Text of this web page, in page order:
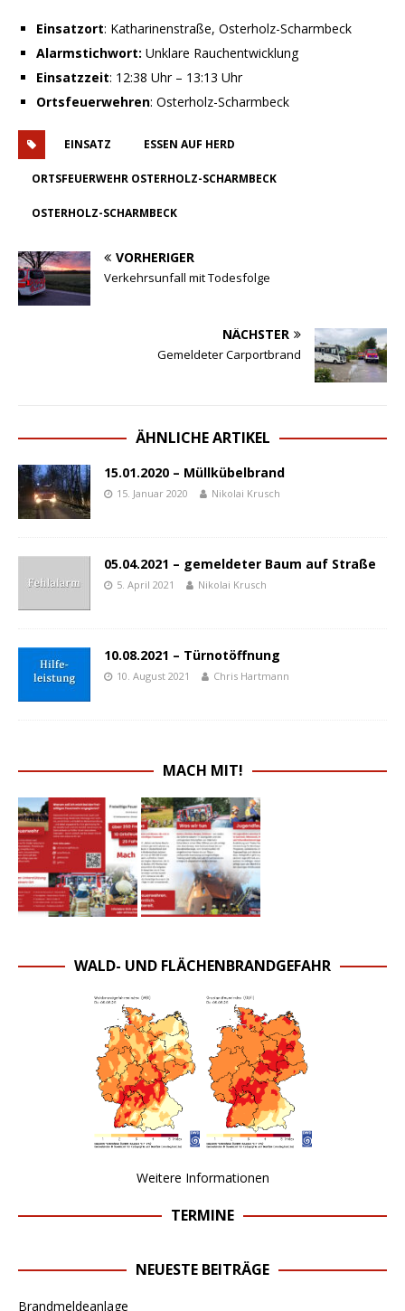
Einsatzort: Katharinenstraße, Osterholz-Scharmbeck
Alarmstichwort: Unklare Rauchentwicklung
Einsatzzeit: 12:38 Uhr – 13:13 Uhr
Ortsfeuerwehren: Osterholz-Scharmbeck
EINSATZ ESSEN AUF HERD
ORTSFEUERWEHR OSTERHOLZ-SCHARMBECK
OSTERHOLZ-SCHARMBECK
VORHERIGER
Verkehrsunfall mit Todesfolge
NÄCHSTER
Gemeldeter Carportbrand
ÄHNLICHE ARTIKEL
15.01.2020 – Müllkübelbrand
15. Januar 2020 Nikolai Krusch
05.04.2021 – gemeldeter Baum auf Straße
5. April 2021 Nikolai Krusch
10.08.2021 – Türnotöffnung
10. August 2021 Chris Hartmann
MACH MIT!
WALD- UND FLÄCHENBRANDGEFAHR
Weitere Informationen
TERMINE
NEUESTE BEITRÄGE
Brandmeldeanlage